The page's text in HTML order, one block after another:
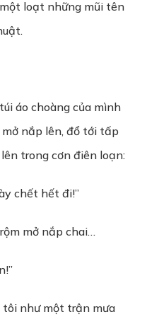
loạt những mũi tên
áo choàng của mình
nắp lên, đổ tới tấp
trong cơn điên loạn:
chết hết đi!”
mở nắp chai…
tôi như một trận mưa